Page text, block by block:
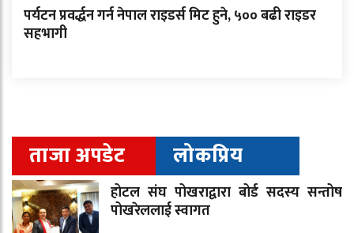
पर्यटन प्रवर्द्धन गर्न नेपाल राइडर्स मिट हुने, ५०० बढी राइडर
सहभागी
ताजा अपडेट लोकप्रिय
होटल संघ पोखराद्वारा बोर्ड सदस्य सन्तोष
पोखरेललाई स्वागत